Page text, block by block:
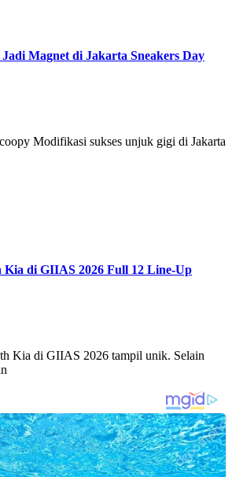
Magnet di Jakarta Sneakers Day
Modifikasi sukses unjuk gigi di Jakarta
Kia di GIIAS 2026 Full 12 Line-Up
Kia di GIIAS 2026 tampil unik. Selain